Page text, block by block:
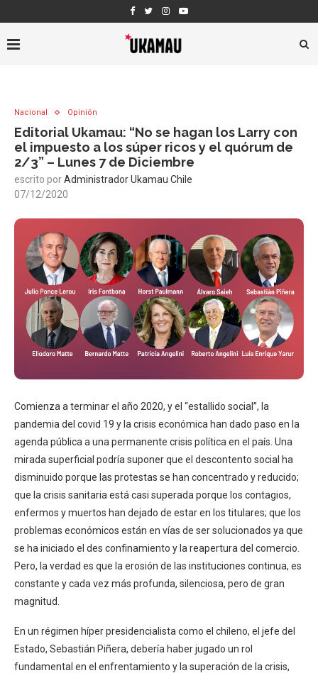
Nacional Opinión
Editorial Ukamau: “No se hagan los Larry con
el impuesto a los súper ricos y el quórum de
2/3” – Lunes 7 de Diciembre
escrito porAdministrador Ukamau Chile
07/12/2020
Comienza a terminar el año 2020, y el “estallido social”, la
pandemia del covid 19 y la crisis económica han dado paso en la
agenda pública a una permanente crisis política en el país. Una
mirada superficial podría suponer que el descontento social ha
disminuido porque las protestas se han concentrado y reducido;
que la crisis sanitaria está casi superada porque los contagios,
enfermos y muertos han dejado de estar en los titulares; que los
problemas económicos están en vías de ser solucionados ya que
se ha iniciado el des confinamiento y la reapertura del comercio.
Pero, la verdad es que la erosión de las instituciones continua, es
constante y cada vez más profunda, silenciosa, pero de gran
magnitud.
En un régimen híper presidencialista como el chileno, el jefe del
Estado, Sebastián Piñera, debería haber jugado un rol
fundamental en el enfrentamiento y la superación de la crisis,